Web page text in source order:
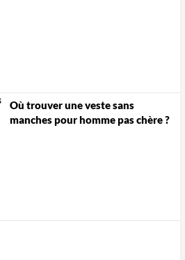
Où trouver une veste sans
manches pour homme pas chère ?